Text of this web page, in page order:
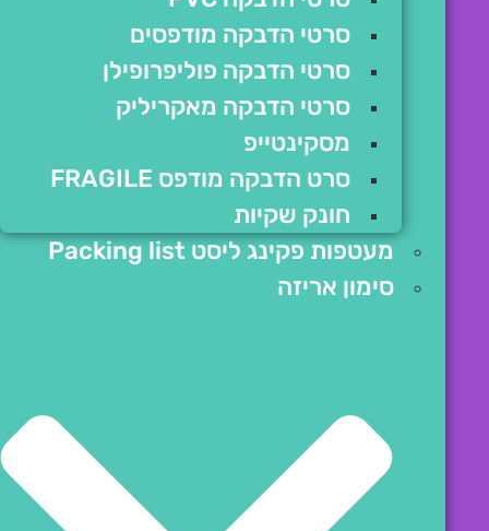
סרטי הדבקה מודפסים
סרטי הדבקה פוליפרופילן
סרטי הדבקה מאקריליק
מסקינטייפ
סרט הדבקה מודפס FRAGILE
חונק שקיות
מעטפות פקינג ליסט Packing list
סימון אריזה